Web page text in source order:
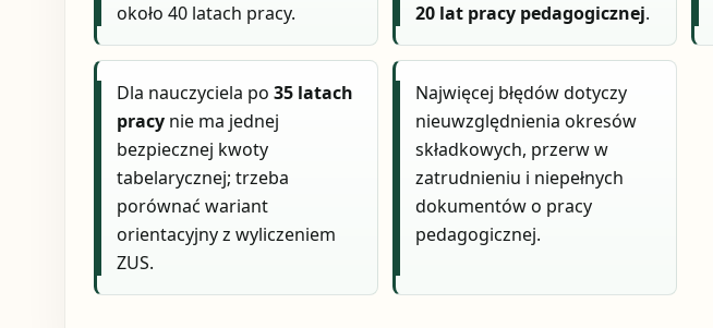
około 40 latach pracy.
20 lat pracy pedagogicznej.
Dla nauczyciela po35 latach
pracy nie ma jednej
bezpiecznej kwoty
tabelarycznej; trzeba
porównać wariant
orientacyjny z wyliczeniem
ZUS.
Najwięcej błędów dotyczy
nieuwzględnienia okresów
składkowych, przerw w
zatrudnieniu i niepełnych
dokumentów o pracy
pedagogicznej.